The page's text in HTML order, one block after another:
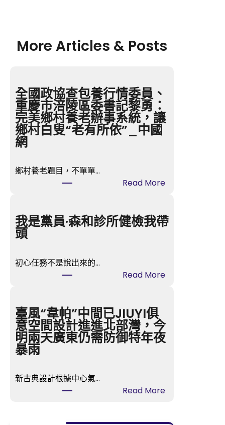
More Articles & Posts
全國政協查包養行情委員、
重慶市涪陵區委書記黎勇：
完美鄉村養老辦事系統，讓
鄉村白叟“老有所依”_中國
網
鄉村養老題目，不單單…
Read More:
政
行
重
慶
我是黨員·森和診所健檢我帶
頭
初心任務不是說出來的…
Read More:
員
·
森
健
我
臺風“韋帕”中間已JIUYI俱
意空間設計進進北部灣，今
明兩天廣東仍需防御特年夜
暴雨
新古典設計根據中心氣…
Read More: